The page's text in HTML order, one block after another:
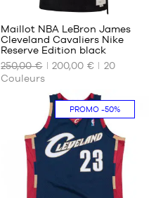
L -
enfant
- 1m50
à
1m65
1m80
NOS
DISPONIBLES
XL
Maillot NBA LeBron James
Cleveland Cavaliers Nike
Reserve Edition black
250,00 €
200,00 €
20
Couleurs
PROMO-50%